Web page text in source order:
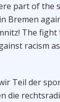
part of the
Bremen
The fight
racism
Teil der
die